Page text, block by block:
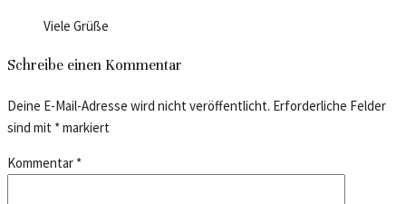
Viele Grüße
Schreibe einen Kommentar
Deine E-Mail-Adresse wird nicht veröffentlicht. Erforderliche Felder
sind mit *markiert
Kommentar *